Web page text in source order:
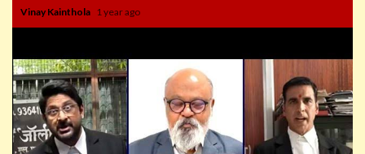
Vinay Kainthola 1 year ago